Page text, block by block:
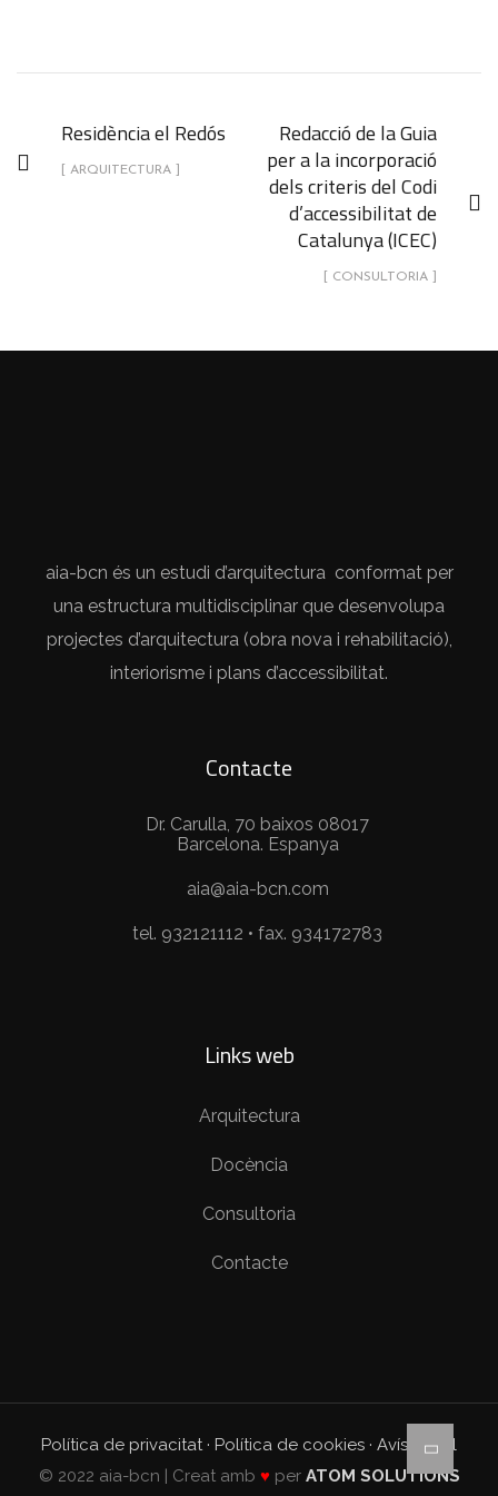
Residència el Redós
[ ARQUITECTURA ]
Redacció de la Guia
per a la incorporació
dels criteris del Codi
d’accessibilitat de
Catalunya (ICEC)
[ CONSULTORIA ]
aia-bcn és un estudi d’arquitectura conformat per
una estructura multidisciplinar que desenvolupa
projectes d’arquitectura (obra nova i rehabilitació),
interiorisme i plans d’accessibilitat.
Contacte
Dr. Carulla, 70 baixos 08017
Barcelona. Espanya
aia@aia-bcn.com
tel. 932121112 • fax. 934172783
Links web
Arquitectura
Docència
Consultoria
Contacte
© 2022 aia-bcn | Creat amb ♥per ATOM SOLUTIONS
Política de privacitat· Política de cookies · Avís Legal